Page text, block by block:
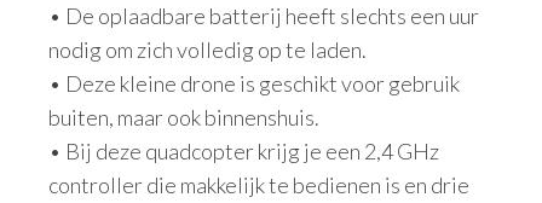
• De oplaadbare batterij heeft slechts een uur
nodig om zich volledig op te laden.
• Deze kleine drone is geschikt voor gebruik
buiten, maar ook binnenshuis.
• Bij deze quadcopter krijg je een 2,4 GHz
controller die makkelijk te bedienen is en drie